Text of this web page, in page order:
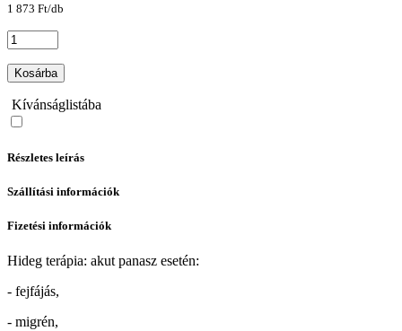
1 873 Ft/db
Kosárba
Kívánságlistába
Részletes leírás
Szállítási információk
Fizetési információk
Hideg terápia: akut panasz esetén:
- fejfájás,
- migrén,